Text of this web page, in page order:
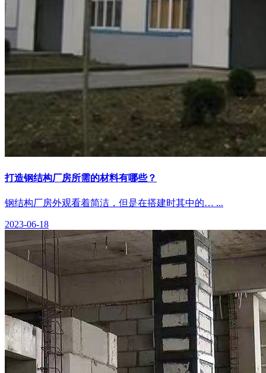
打造钢结构厂房所需的材料有哪些？
钢结构厂房外观看着简洁，但是在搭建时其中的… ...
2023-06-18